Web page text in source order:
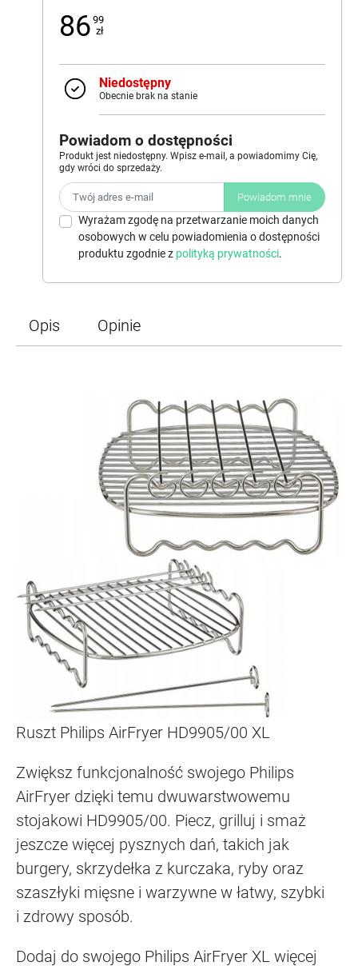
86 99
zł
Niedostępny
Obecnie brak na stanie
Powiadom o dostępności
Produkt jest niedostępny. Wpisz e-mail, a powiadomimy Cię,
gdy wróci do sprzedaży.
Powiadom mnie
Wyrażam zgodę na przetwarzanie moich danych
osobowych w celu powiadomienia o dostępności
produktu zgodnie z polityką prywatności.
Opis Opinie
Ruszt Philips AirFryer HD9905/00 XL
Zwiększ funkcjonalność swojego Philips
AirFryer dzięki temu dwuwarstwowemu
stojakowi HD9905/00. Piecz, grilluj i smaż
jeszcze więcej pysznych dań, takich jak
burgery, skrzydełka z kurczaka, ryby oraz
szaszłyki mięsne i warzywne w łatwy, szybki
i zdrowy sposób.
Dodaj do swojego Philips AirFryer XL więcej